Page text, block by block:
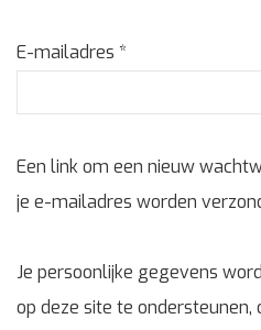
E-mailadres *
Een link om een nieuw
je e-mailadres worden
Je persoonlijke gegevens
op deze site te